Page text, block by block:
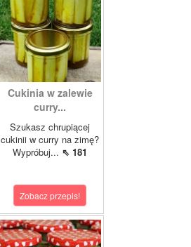
Cukinia w zalewie
curry...
Szukasz chrupiącej
cukinii w curry na zimę?
Wypróbuj... ⇖ 181
Zobacz przepis!